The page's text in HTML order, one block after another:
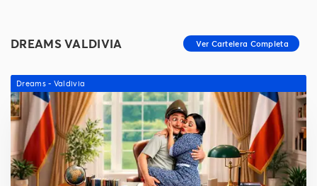
DREAMS VALDIVIA
Dreams - Valdivia